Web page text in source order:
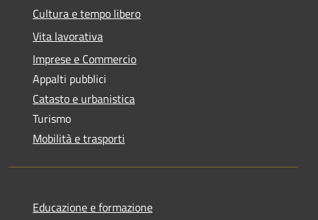
Cultura e tempo libero
Vita lavorativa
Imprese e Commercio
Appalti pubblici
Catasto e urbanistica
Turismo
Mobilità e trasporti
Educazione e formazione